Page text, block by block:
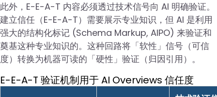
此外，E-E-A-T 内容必须透过技术信号向 AI 明确验证。
建立信任（E-E-A-T）需要展示专业知识，但 AI 是利用
强大的结构化标记 (Schema Markup, AIPO) 来验证和
奠基这种专业知识的。这种回路将「软性」信号（可信
度）转换为机器可读的「硬性」验证（归因引用）。
E-E-A-T 验证机制用于 AI Overviews 信任度